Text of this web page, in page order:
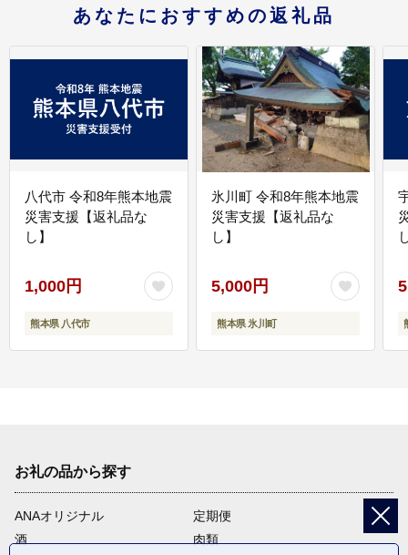
あなたにおすすめの返礼品
八代市 令和8年熊本地震
災害支援【返礼品な
し】
1,000円
熊本県 八代市
氷川町 令和8年熊本地震
災害支援【返礼品な
し】
5,000円
熊本県 氷川町
お礼の品から探す
ANAオリジナル
定期便
酒
肉類